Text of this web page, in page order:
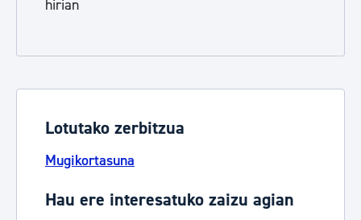
hirian
Lotutako zerbitzua
Mugikortasuna
Hau ere interesatuko zaizu agian